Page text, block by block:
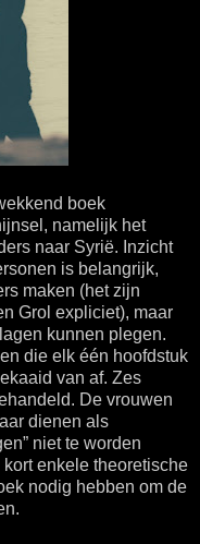
boek
namelijk het
naar Syrië. Inzicht
is belangrijk,
maken (het zijn
Grol expliciet), maar
kunnen plegen.
die elk één hoofdstuk
van af. Zes
De vrouwen
dienen als
niet te worden
enkele theoretische
nodig hebben om de